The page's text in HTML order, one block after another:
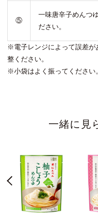
⑤
一味唐辛子めんつ
ださい。
※電子レンジによって誤差が
整ください。
※小袋はよく振ってください。
一緒に見